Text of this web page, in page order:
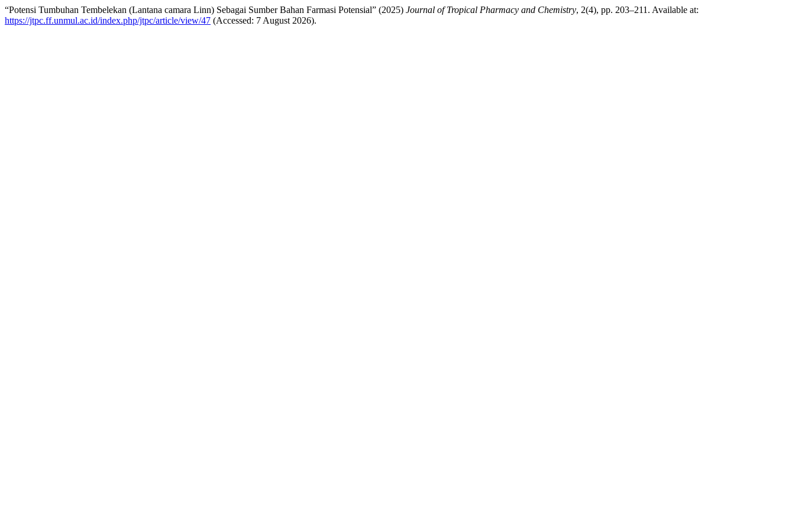
“Potensi Tumbuhan Tembelekan (Lantana camara Linn) Sebagai Sumber Bahan Farmasi Potensial” (2025) Journal of Tropical Pharmacy and Chemistry, 2(4), pp. 203–211. Available at:
https://jtpc.ff.unmul.ac.id/index.php/jtpc/article/view/47 (Accessed: 7 August 2026).